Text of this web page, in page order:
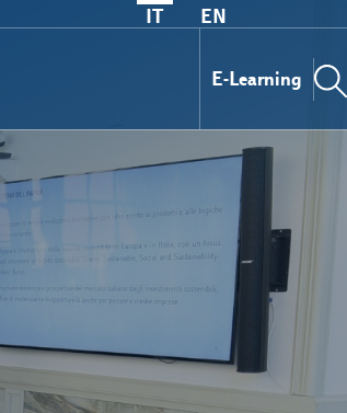
IT EN
E-Learning